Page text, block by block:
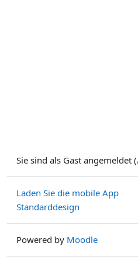
Sie sind als Gast angemeldet (
Laden Sie die mobile App
Standarddesign
Powered by Moodle